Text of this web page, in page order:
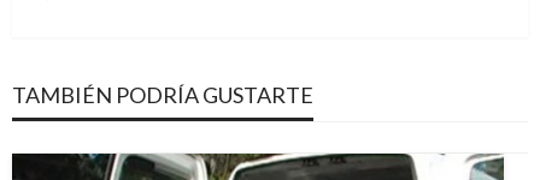
TAMBIÉN PODRÍA GUSTARTE